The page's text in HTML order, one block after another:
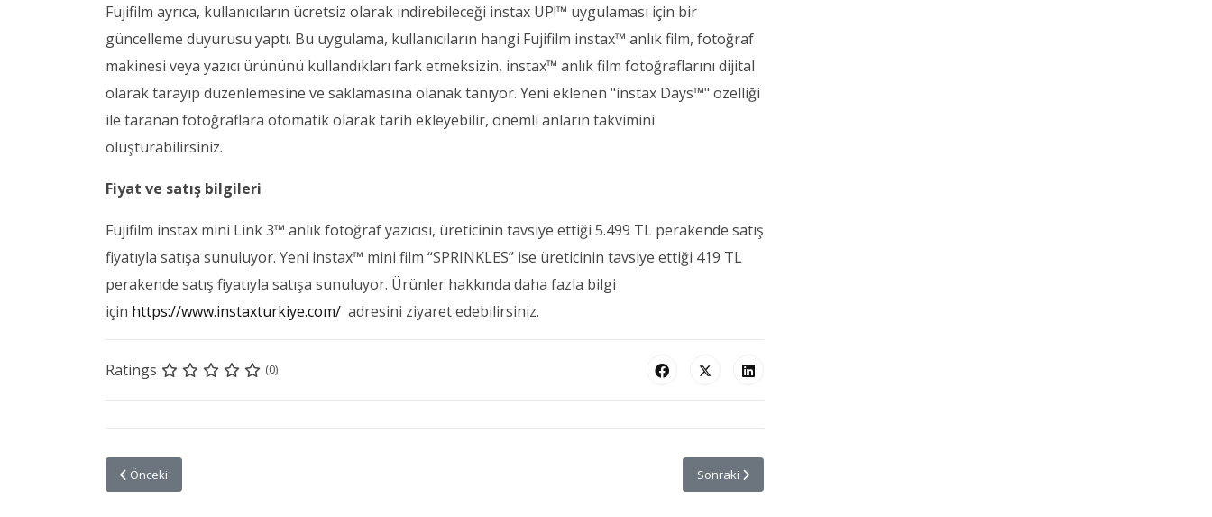
Fujifilm ayrıca, kullanıcıların ücretsiz olarak indirebileceği instax UP!™ uygulaması için bir
güncelleme duyurusu yaptı. Bu uygulama, kullanıcıların hangi Fujifilm instax™ anlık film, fotoğraf
makinesi veya yazıcı ürününü kullandıkları fark etmeksizin, instax™ anlık film fotoğraflarını dijital
olarak tarayıp düzenlemesine ve saklamasına olanak tanıyor. Yeni eklenen "instax Days™" özelliği
ile taranan fotoğraflara otomatik olarak tarih ekleyebilir, önemli anların takvimini
oluşturabilirsiniz.
Fiyat ve satış bilgileri
Fujifilm instax mini Link 3™ anlık fotoğraf yazıcısı, üreticinin tavsiye ettiği 5.499 TL perakende satış
fiyatıyla satışa sunuluyor. Yeni instax™ mini film “SPRINKLES” ise üreticinin tavsiye ettiği 419 TL
perakende satış fiyatıyla satışa sunuluyor. Ürünler hakkında daha fazla bilgi
için https://www.instaxturkiye.com/ adresini ziyaret edebilirsiniz.
Ratings (0)
Önceki makale: İstanbul Modern’de Chiharu Shiota ile Dünyalar Arasında
Önceki Sonraki makale: HONOR’dan Türkiye’de Bir İlk: Pop-Up Fotoğraf Stüdyosunda Eşsiz Portre
Sonraki